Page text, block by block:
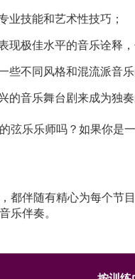
业技能和艺术性技巧；
现极佳水平的音乐诠释，
些不同风格和混流派音乐
的音乐舞台剧来成为独奏
弦乐乐师吗？如果你是
都伴随有精心为每个节
乐伴奏。